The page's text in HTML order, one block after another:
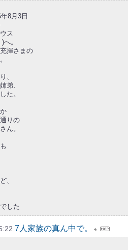
8月3日
ス
。
揮さまの
、
弟、
た。
りの
ん。
、
した
7人家族の真ん中で。